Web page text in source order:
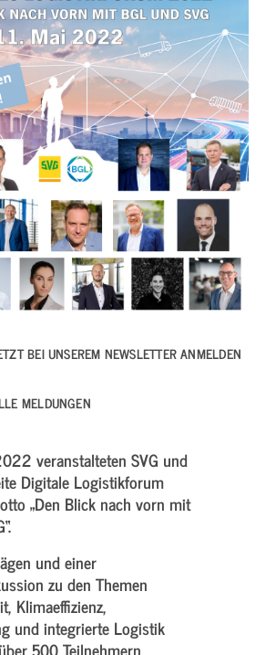
BEI UNSEREM NEWSLETTER ANMELDEN
MELDUNGEN
veranstalteten SVG und
Digitale Logistikforum
„Den Blick nach vorn mit
und einer
zu den Themen
Klimaeffizienz,
und integrierte Logistik
500 Teilnehmern